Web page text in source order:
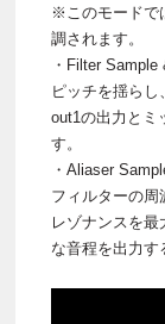
※このモードで
調されます。
・Filter Sample
ピッチを揺らし
out1の出力とミ
す。
・Aliaser
フィルターの周
レゾナンスを
な音程を出力す